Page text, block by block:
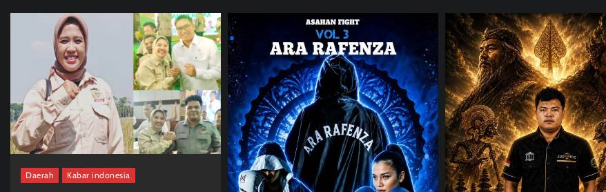
Daerah Kabar indonesia